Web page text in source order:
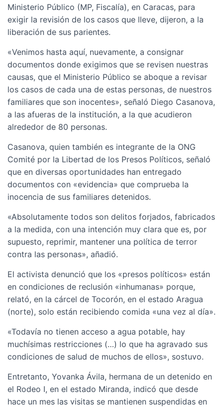
Ministerio Público (MP, Fiscalía), en Caracas, para
exigir la revisión de los casos que lleve, dijeron, a la
liberación de sus parientes.
«Venimos hasta aquí, nuevamente, a consignar
documentos donde exigimos que se revisen nuestras
causas, que el Ministerio Público se aboque a revisar
los casos de cada una de estas personas, de nuestros
familiares que son inocentes», señaló Diego Casanova,
a las afueras de la institución, a la que acudieron
alrededor de 80 personas.
Casanova, quien también es integrante de la ONG
Comité por la Libertad de los Presos Políticos, señaló
que en diversas oportunidades han entregado
documentos con «evidencia» que comprueba la
inocencia de sus familiares detenidos.
«Absolutamente todos son delitos forjados, fabricados
a la medida, con una intención muy clara que es, por
supuesto, reprimir, mantener una política de terror
contra las personas», añadió.
El activista denunció que los «presos políticos» están
en condiciones de reclusión «inhumanas» porque,
relató, en la cárcel de Tocorón, en el estado Aragua
(norte), solo están recibiendo comida «una vez al día».
«Todavía no tienen acceso a agua potable, hay
muchísimas restricciones (…) lo que ha agravado sus
condiciones de salud de muchos de ellos», sostuvo.
Entretanto, Yovanka Ávila, hermana de un detenido en
el Rodeo I, en el estado Miranda, indicó que desde
hace un mes las visitas se mantienen suspendidas en